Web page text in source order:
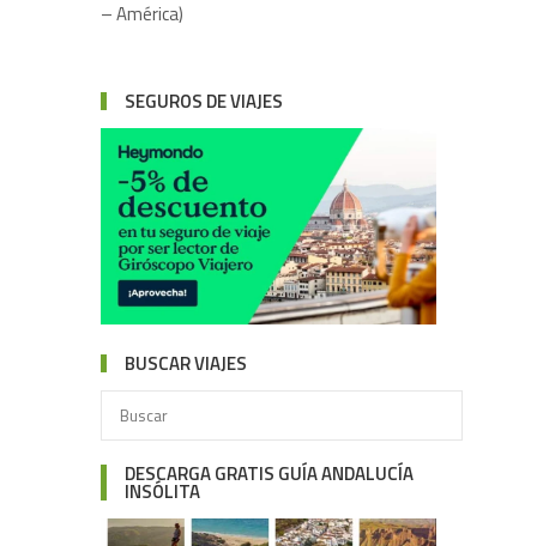
– América)
SEGUROS DE VIAJES
BUSCAR VIAJES
DESCARGA GRATIS GUÍA ANDALUCÍA
INSÓLITA